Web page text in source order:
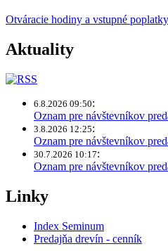
Otváracie hodiny a vstupné poplatky
Aktuality
6.8.2026 09:50:
Oznam pre návštevníkov
3.8.2026 12:25:
Oznam pre návštevníkov
30.7.2026 10:17:
Oznam pre návštevníkov
Linky
Index Seminum
Predajňa drevín - cenník